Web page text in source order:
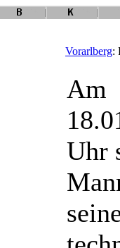
Vorarlberg:
Am
Uhr